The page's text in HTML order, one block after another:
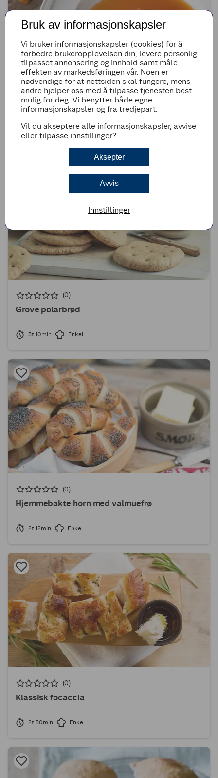
(0)
Krydret multesuppe
40min Enkel
(0)
Grove polarbrød
3t 10min Enkel
(0)
Hjemmebakte horn med valmuefrø
2t 12min Enkel
(0)
Klassisk focaccia
2t 30min Enkel
Bruk av informasjonskapsler
Vi bruker informasjonskapsler (cookies) for å
forbedre brukeropplevelsen din, levere personlig
tilpasset annonsering og innhold samt måle
effekten av markedsføringen vår. Noen er
nødvendige for at nettsiden skal fungere, mens
andre hjelper oss med å tilpasse tjenesten best
mulig for deg. Vi benytter både egne
informasjonskapsler og fra tredjepart.
Vil du akseptere alle informasjonskapsler, avvise
eller tilpasse innstillinger?
Aksepter
Avvis
Innstillinger